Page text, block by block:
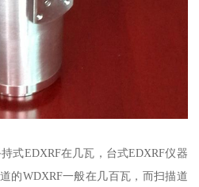
式EDXRF在几瓦，台式EDXRF仪器
的WDXRF一般在几百瓦，而扫描道